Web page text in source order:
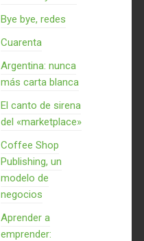
Bye bye, redes
Cuarenta
Argentina: nunca
más carta blanca
El canto de sirena
del «marketplace»
Coffee Shop
Publishing, un
modelo de
negocios
Aprender a
emprender: